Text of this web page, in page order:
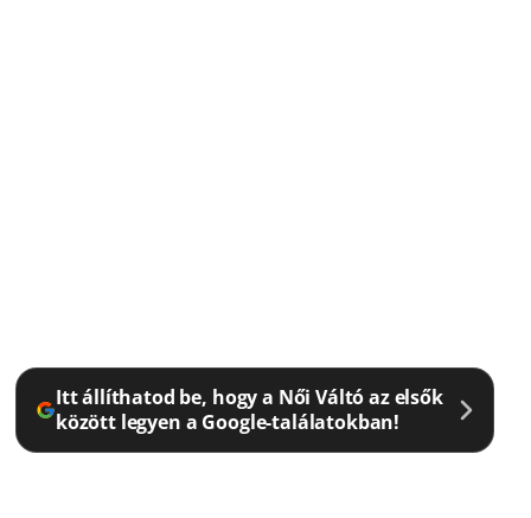
Itt állíthatod be, hogy a Női Váltó az elsők
között legyen a Google-találatokban!